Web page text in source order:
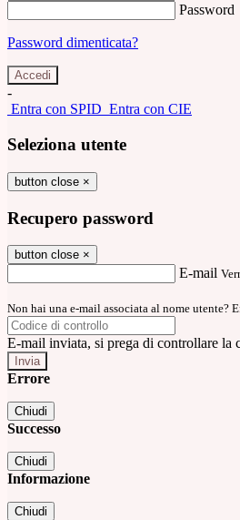
Password
Password dimenticata?
-
Entra con SPID Entra con CIE
Seleziona utente
button close ×
Recupero password
button close ×
E-mail
Non hai una e-mail associata al nome utente?
E-mail inviata, si prega di controllare la
Errore
Chiudi
Successo
Chiudi
Informazione
Chiudi